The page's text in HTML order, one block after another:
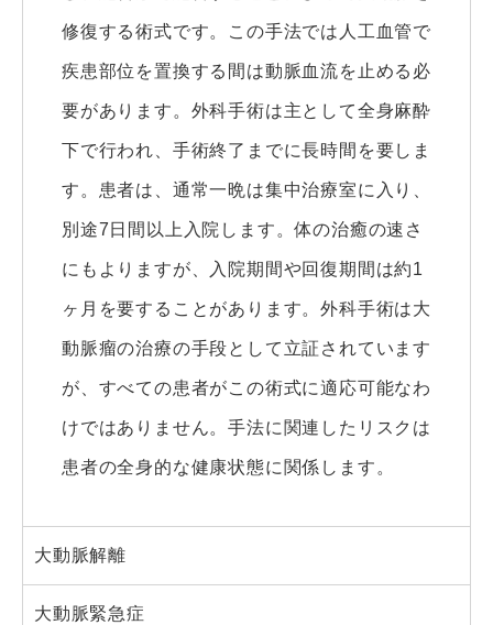
修復する術式です。この手法では人工血管で
疾患部位を置換する間は動脈血流を止める必
要があります。外科手術は主として全身麻酔
下で行われ、手術終了までに長時間を要しま
す。患者は、通常一晩は集中治療室に入り、
別途7日間以上入院します。体の治癒の速さ
にもよりますが、入院期間や回復期間は約1
ヶ月を要することがあります。外科手術は大
動脈瘤の治療の手段として立証されています
が、すべての患者がこの術式に適応可能なわ
けではありません。手法に関連したリスクは
患者の全身的な健康状態に関係します。
大動脈解離
大動脈緊急症